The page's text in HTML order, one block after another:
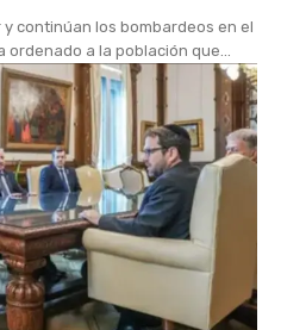
continúan los bombardeos en el
a la población que...